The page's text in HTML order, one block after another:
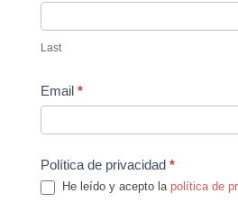
Last
Email *
Política de privacidad *
He leído y acepto la política de